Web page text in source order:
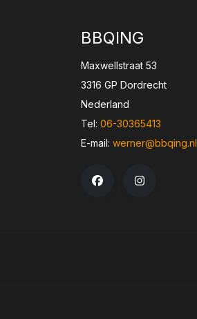
BBQING
Maxwellstraat 53
3316 GP Dordrecht
Nederland
Tel: 06-30365413
E-mail: werner@bbqing.nl